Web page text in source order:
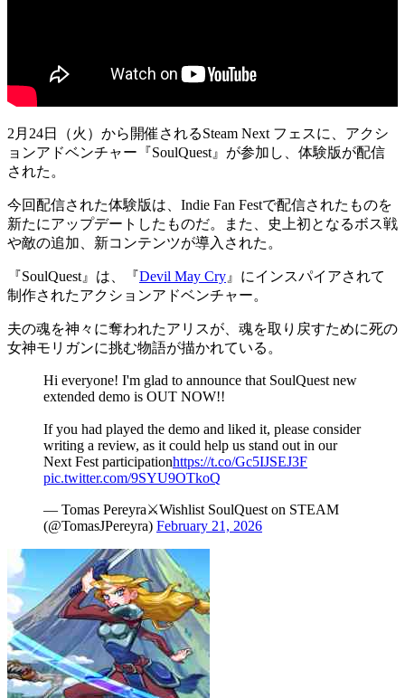
2月24日（火）から開催されるSteam Next フェスに、アクシ
ョンアドベンチャー 『SoulQuest』 が参加し、 体験版が配信
された。
今回配信された体験版は、Indie Fan Festで配信されたものを
新たにアップデートした ものだ。また、史上初となるボス戦
や敵の追加、新コンテンツが導入された。
『SoulQuest』は、『Devil May Cry 』にインスパイアされて
制作されたアクションアドベンチャー。
夫の魂を神々に奪われたアリスが、魂を取り戻すために死の
女神モリガンに挑む物語が描かれている。
Hi everyone! I'm glad to announce that SoulQuest new
extended demo is OUT NOW!!
If you had played the demo and liked it, please consider
writing a review, as it could help us stand out in our
Next Fest participationhttps://t.co/Gc5IJSEJ3F
pic.twitter.com/9SYU9OTkoQ
— Tomas Pereyra⚔️Wishlist SoulQuest on STEAM
(@TomasJPereyra) February 21, 2026